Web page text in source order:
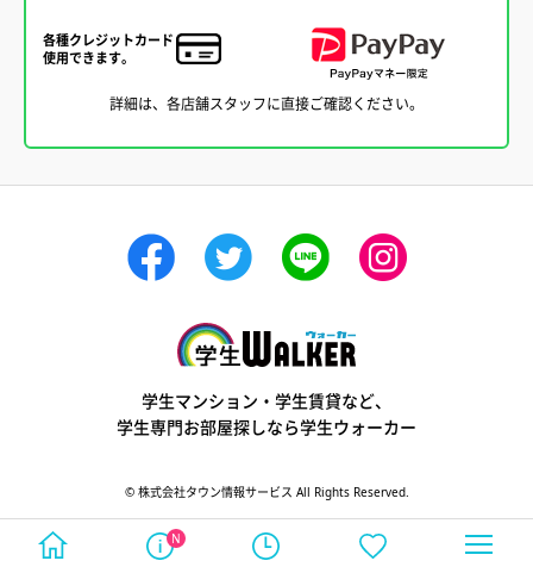
各種クレジットカード
使用できます。
詳細は、各店舗スタッフに直接ご確認ください。
学生マンション・学生賃貸など、
学生専門お部屋探しなら学生ウォーカー
© 株式会社タウン情報サービス All Rights Reserved.